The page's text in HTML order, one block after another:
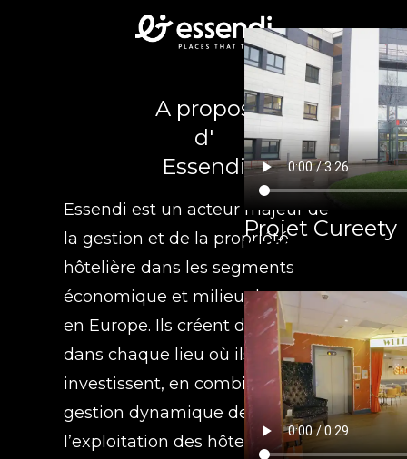
A propos
d'
Essendi
Essendi est un acteur majeur de
la gestion et de la propriété
hôtelière dans les segments
économique et milieu de gamme
en Europe. Ils créent de la valeur
dans chaque lieu où ils
investissent, en combinant une
gestion dynamique des actifs et
l’exploitation des hôtels pour que
Projet Cureety